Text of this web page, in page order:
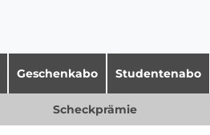
Geschenkabo Studentenabo
Scheckprämie